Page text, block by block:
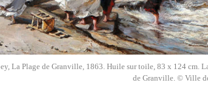
La Plage de Granville, 1863. Huile sur toile, 83 x 124 cm.
de Granville. © Ville